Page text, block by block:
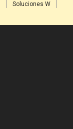
Soluciones W